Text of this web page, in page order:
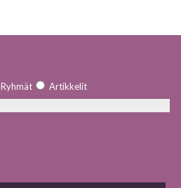
Ryhmät Artikkelit